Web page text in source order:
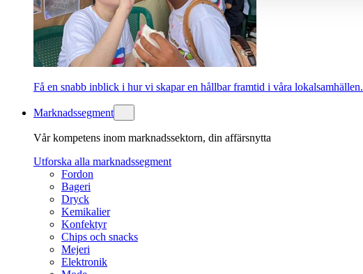
Få en snabb inblick i hur vi skapar en hållbar framtid i våra lokalsamhällen.
Marknadssegment
Vår kompetens inom marknadssektorn, din affärsnytta
Utforska alla marknadssegment
Fordon
Bageri
Dryck
Kemikalier
Konfektyr
Chips och snacks
Mejeri
Elektronik